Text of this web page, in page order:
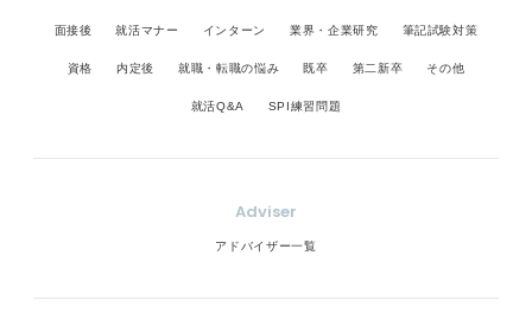
面接後 就活マナー インターン 業界・企業研究 筆記試験対策
資格 内定後 就職・転職の悩み 既卒 第二新卒 その他
就活Q&A SPI練習問題
Adviser
アドバイザー一覧